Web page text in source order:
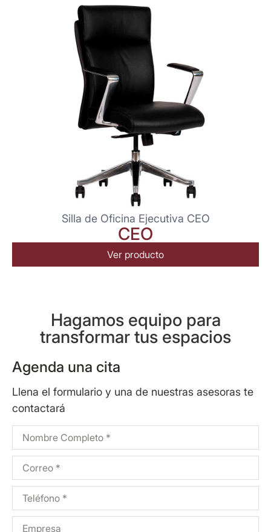
Silla de Oficina Ejecutiva CEO
CEO
Ver producto
Hagamos equipo para
transformar tus espacios
Agenda una cita
Llena el formulario y una de nuestras asesoras te
contactará